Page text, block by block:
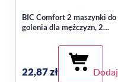
BIC Comfort 2 maszynki do
golenia dla mężczyzn, 2
22,87zł Dodaj